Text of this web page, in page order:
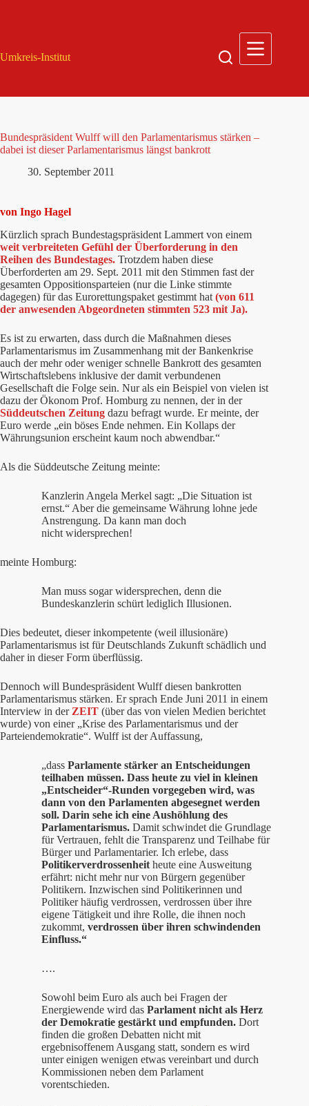
Umkreis-Institut
Bundespräsident Wulff will den Parlamentarismus stärken –
dabei ist dieser Parlamentarismus längst bankrott
30. September 2011
von Ingo Hagel
Kürzlich sprach Bundestagspräsident Lammert von einem
weit verbreiteten Gefühl der Überforderung in den
Reihen des Bundestages. Trotzdem haben diese
Überforderten am 29. Sept. 2011 mit den Stimmen fast der
gesamten Oppositionsparteien (nur die Linke stimmte
dagegen) für das Eurorettungspaket gestimmt hat (von 611
der anwesenden Abgeordneten stimmten 523 mit Ja).
Es ist zu erwarten, dass durch die Maßnahmen dieses
Parlamentarismus im Zusammenhang mit der Bankenkrise
auch der mehr oder weniger schnelle Bankrott des gesamten
Wirtschaftslebens inklusive der damit verbundenen
Gesellschaft die Folge sein. Nur als ein Beispiel von vielen ist
dazu der Ökonom Prof. Homburg zu nennen, der in der
Süddeutschen Zeitung dazu befragt wurde. Er meinte, der
Euro werde „ein böses Ende nehmen. Ein Kollaps der
Währungsunion erscheint kaum noch abwendbar.“
Als die Süddeutsche Zeitung meinte:
Kanzlerin Angela Merkel sagt: „Die Situation ist
ernst.“ Aber die gemeinsame Währung lohne jede
Anstrengung. Da kann man doch
nicht widersprechen!
meinte Homburg:
Man muss sogar widersprechen, denn die
Bundeskanzlerin schürt lediglich Illusionen.
Dies bedeutet, dieser inkompetente (weil illusionäre)
Parlamentarismus ist für Deutschlands Zukunft schädlich und
daher in dieser Form überflüssig.
Dennoch will Bundespräsident Wulff diesen bankrotten
Parlamentarismus stärken. Er sprach Ende Juni 2011 in einem
Interview in der ZEIT (über das von vielen Medien berichtet
wurde) von einer „Krise des Parlamentarismus und der
Parteiendemokratie“. Wulff ist der Auffassung,
„dass Parlamente stärker an Entscheidungen
teilhaben müssen. Dass heute zu viel in kleinen
„Entscheider“-Runden vorgegeben wird, was
dann von den Parlamenten abgesegnet werden
soll. Darin sehe ich eine Aushöhlung des
Parlamentarismus. Damit schwindet die Grundlage
für Vertrauen, fehlt die Transparenz und Teilhabe für
Bürger und Parlamentarier. Ich erlebe, dass
Politikerverdrossenheit heute eine Ausweitung
erfährt: nicht mehr nur von Bürgern gegenüber
Politikern. Inzwischen sind Politikerinnen und
Politiker häufig verdrossen, verdrossen über ihre
eigene Tätigkeit und ihre Rolle, die ihnen noch
zukommt, verdrossen über ihren schwindenden
Einfluss.“
….
Sowohl beim Euro als auch bei Fragen der
Energiewende wird das Parlament nicht als Herz
der Demokratie gestärkt und empfunden. Dort
finden die großen Debatten nicht mit
ergebnisoffenem Ausgang statt, sondern es wird
unter einigen wenigen etwas vereinbart und durch
Kommissionen neben dem Parlament
vorentschieden.